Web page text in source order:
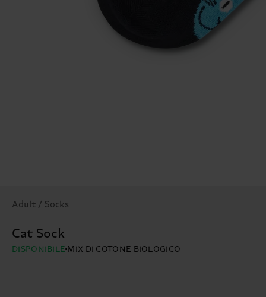
Adult / Socks
Cat Sock
DISPONIBILE MIX DI COTONE BIOLOGICO